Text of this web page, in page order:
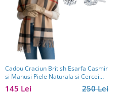
Cadou Craciun British Esarfa Casmir
si Manusi Piele Naturala si Cercei
One Diamonds
250 Lei
145 Lei